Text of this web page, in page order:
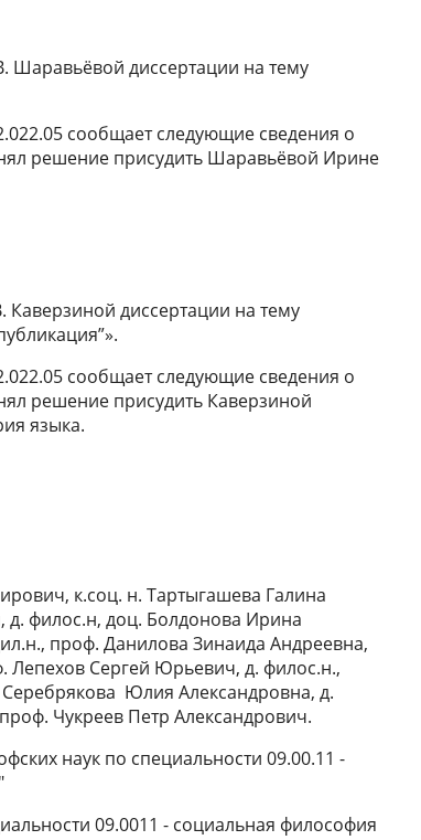
Шаравьёвой диссертации на тему
сообщает следующие сведения о
решение присудить Шаравьёвой Ирине
Каверзиной диссертации на тему
сообщает следующие сведения о
решение присудить Каверзиной
языка.
к.соц. н. Тартыгашева Галина
филос.н, доц. Болдонова Ирина
проф. Данилова Зинаида Андреевна,
Сергей Юрьевич, д. филос.н.,
Юлия Александровна, д.
Чукреев Петр Александрович.
наук по специальности 09.00.11 -
09.0011 - социальная философия